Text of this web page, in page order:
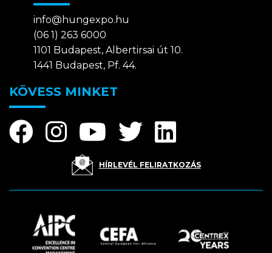
info@hungexpo.hu
(06 1) 263 6000
1101 Budapest, Albertirsai út 10.
1441 Budapest, Pf. 44.
KÖVESS MINKET
HÍRLEVÉL FELIRATKOZÁS